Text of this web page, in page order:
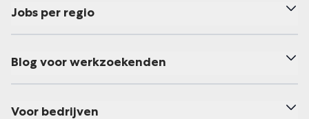
Jobs per regio
Blog voor werkzoekenden
Voor bedrijven